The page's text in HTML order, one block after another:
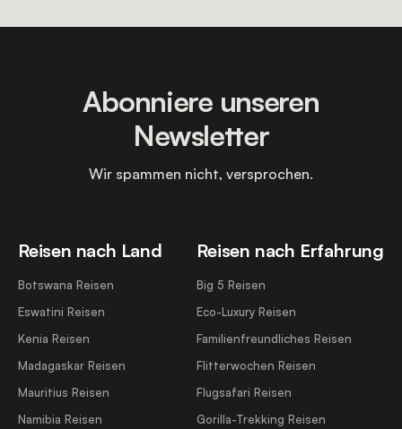
Reisen nach Land
Botswana Reisen
Eswatini Reisen
Kenia Reisen
Madagaskar Reisen
Mauritius Reisen
Namibia Reisen
Reisen nach Erfahrung
Big 5 Reisen
Eco-Luxury Reisen
Familienfreundliches Reisen
Flitterwochen Reisen
Flugsafari Reisen
Gorilla-Trekking Reisen
Abonniere unseren
Newsletter
Wir spammen nicht, versprochen.